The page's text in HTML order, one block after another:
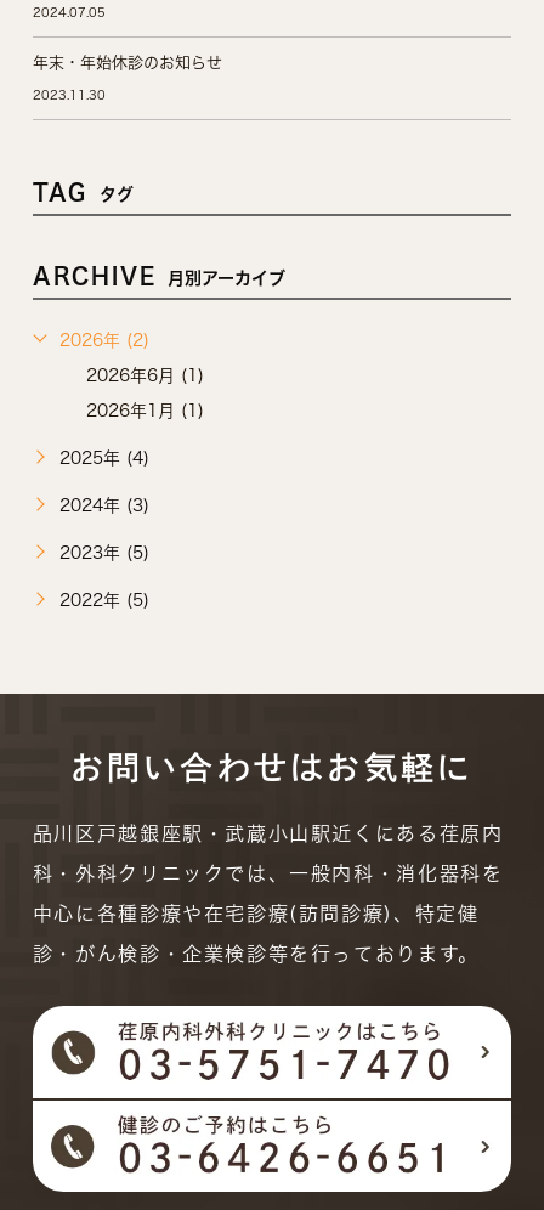
2024.07.05
年末・年始休診のお知らせ
2023.11.30
TAG タグ
ARCHIVE 月別アーカイブ
2026年 (2)
2026年6月 (1)
2026年1月 (1)
2025年 (4)
2024年 (3)
2023年 (5)
2022年 (5)
お問い合わせはお気軽に
品川区戸越銀座駅・武蔵小山駅近くにある荏原内
科・外科クリニックでは、一般内科・消化器科を
中心に各種診療や在宅診療(訪問診療)、特定健
診・がん検診・企業検診等を行っております。